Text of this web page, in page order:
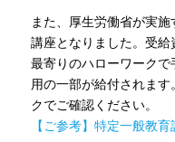
また、厚生労働省が実
講座となりました。受
最寄りのハローワーク
用の一部が給付されま
クでご確認ください。
【ご参考】特定一般教育